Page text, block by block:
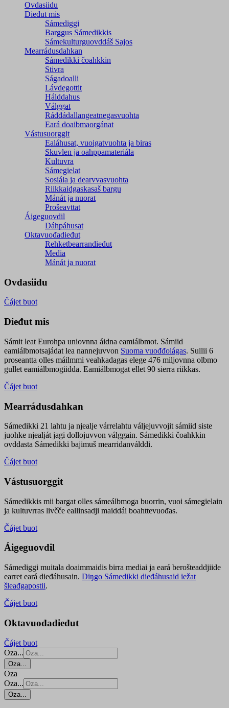
Ovdasiidu
Dieđut mis
Sámediggi
Barggus Sámedikkis
Sámekulturguovddáš Sajos
Mearrádusdahkan
Sámedikki čoahkkin
Stivra
Ságadoalli
Lávdegottit
Hálddahus
Válggat
Ráđđádallangeatnegas­vuohta
Eará doaibmaorgánat
Vástusuorggit
Ealáhusat, vuoigatvuohta ja biras
Skuvlen ja oahppamateriála
Kultuvra
Sámegielat
Sosiála ja dearvvasvuohta
Riikkaidgaskasaš bargu
Mánát ja nuorat
Prošeavttat
Áigeguovdil
Dáhpáhusat
Oktavuođadieđut
Rehketbearrandieđut
Media
Mánát ja nuorat
Ovdasiidu
Čájet buot
Dieđut mis
Sámit leat Eurohpa uniovnna áidna eamiálbmot. Sámiid
eamiálbmotsajádat lea nannejuvvon Suoma vuođđolágas. Sullii 6
proseantta olles máilmmi veahkadagas elege 476 miljovnna olbmo
gullet eamiálbmogiidda. Eamiálbmogat ellet 90 sierra riikkas.
Čájet buot
Mearrádusdahkan
Sámedikki 21 lahtu ja njealje várrelahtu váljejuvvojit sámiid siste
juohke njealját jagi dollojuvvon válggain. Sámedikki čoahkkin
ovddasta Sámedikki bajimuš mearridanválddi.
Čájet buot
Vástusuorggit
Sámedikkis mii bargat olles sámeálbmoga buorrin, vuoi sámegielain
ja kultuvrras livčče eallinsadji maiddái boahttevuođas.
Čájet buot
Áigeguovdil
Sámediggi muitala doaimmaidis birra mediai ja eará berošteaddjiide
earret eará dieđáhusain. Diŋgo Sámedikki dieđáhusaid iežat
šleađgapostii.
Čájet buot
Oktavuođadieđut
Čájet buot
Oza...
Oza...
Oza
Oza...
Oza...